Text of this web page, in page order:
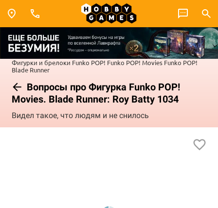
Фигурки и брелоки Funko POP! Funko POP! Movies Funko POP!
Blade Runner
Вопросы про Фигурка Funko POP!
Movies. Blade Runner: Roy Batty 1034
Видел такое, что людям и не снилось